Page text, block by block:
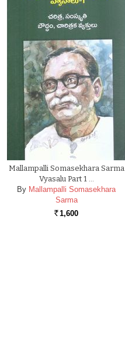
Mallampalli Somasekhara Sarma
Vyasalu Part 1 …
By Mallampalli Somasekhara
Sarma
Rs. 1,600